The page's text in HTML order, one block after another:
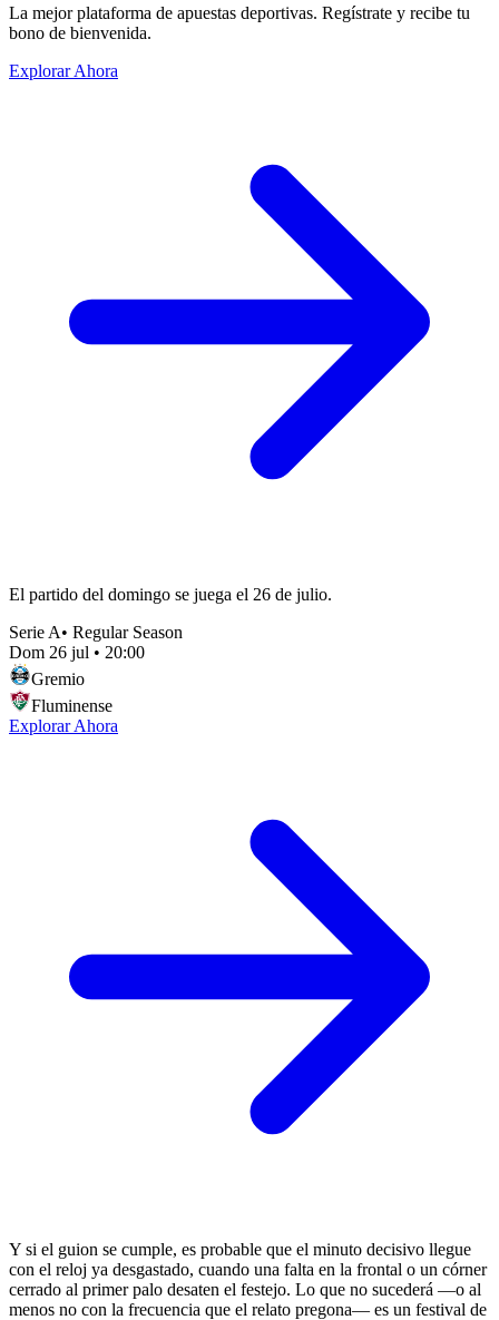
La mejor plataforma de apuestas deportivas. Regístrate y recibe tu
bono de bienvenida.
Explorar Ahora
El partido del domingo se juega el 26 de julio.
Serie A• Regular Season
Dom 26 jul • 20:00
Gremio
Fluminense
Explorar Ahora
Y si el guion se cumple, es probable que el minuto decisivo llegue
con el reloj ya desgastado, cuando una falta en la frontal o un córner
cerrado al primer palo desaten el festejo. Lo que no sucederá —o al
menos no con la frecuencia que el relato pregona— es un festival de